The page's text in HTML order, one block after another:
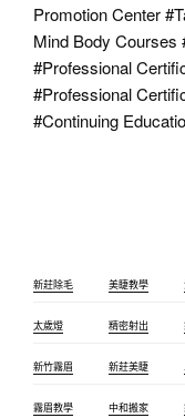
Promotion Center
Mind Body Courses
#Professional
#Professional
#Continuing
新莊除毛 美睫教學
太歲燈 精密射出
新竹霧眉 新莊美睫
霧眉教學 中和搬家